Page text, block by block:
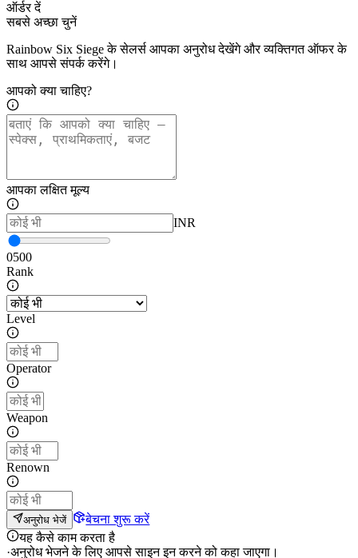
ऑर्डर दें
सबसे अच्छा चुनें
Rainbow Six Siege के सेलर्स आपका अनुरोध देखेंगे और व्यक्तिगत ऑफर के
साथ आपसे संपर्क करेंगे।
आपको क्या चाहिए?
आपका लक्षित मूल्य
INR
0500
Rank
Level
Operator
Weapon
Renown
अनुरोध भेजें
बेचना शुरू करें
यह कैसे काम करता है
·अनुरोध भेजने के लिए आपसे साइन इन करने को कहा जाएगा।